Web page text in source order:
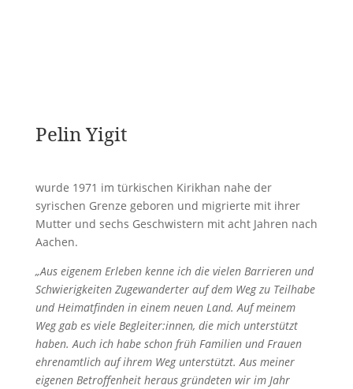
Pelin Yigit
wurde 1971 im türkischen Kirikhan nahe der
syrischen Grenze geboren und migrierte mit ihrer
Mutter und sechs Geschwistern mit acht Jahren nach
Aachen.
„Aus eigenem Erleben kenne ich die vielen Barrieren und
Schwierigkeiten Zugewanderter auf dem Weg zu Teilhabe
und Heimatfinden in einem neuen Land. Auf meinem
Weg gab es viele Begleiter:innen, die mich unterstützt
haben. Auch ich habe schon früh Familien und Frauen
ehrenamtlich auf ihrem Weg unterstützt. Aus meiner
eigenen Betroffenheit heraus gründeten wir im Jahr